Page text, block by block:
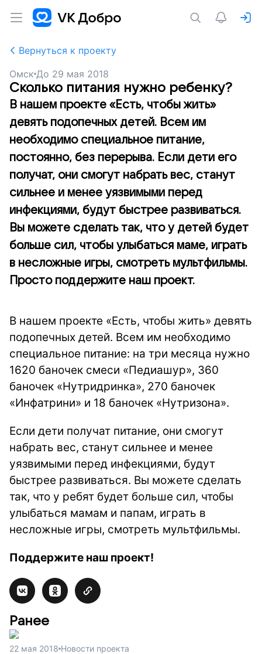
Вернуться к проекту
Омск До 29 мая 2018
Сколько питания нужно ребенку?
В нашем проекте «Есть, чтобы жить»
девять подопечных детей. Всем им
необходимо специальное питание,
постоянно, без перерыва. Если дети его
получат, они смогут набрать вес, станут
сильнее и менее уязвимыми перед
инфекциями, будут быстрее развиваться.
Вы можете сделать так, что у детей будет
больше сил, чтобы улыбаться маме, играть
в несложные игры, смотреть мультфильмы.
Просто поддержите наш проект.
В нашем проекте «Есть, чтобы жить» девять
подопечных детей. Всем им необходимо
специальное питание: на три месяца нужно
1620 баночек смеси «Педиашур», 360
баночек «Нутридринка», 270 баночек
«Инфатрини» и 18 баночек «Нутризона».
Если дети получат питание, они смогут
набрать вес, станут сильнее и менее
уязвимыми перед инфекциями, будут
быстрее развиваться. Вы можете сделать
так, что у ребят будет больше сил, чтобы
улыбаться мамам и папам, играть в
несложные игры, смотреть мультфильмы.
Поддержите наш проект!
Ранее
22 мая 2018 Новости проекта